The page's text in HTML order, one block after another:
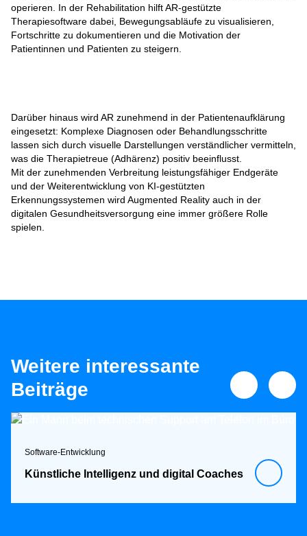
operieren. In der Rehabilitation hilft AR-gestützte
Therapiesoftware dabei, Bewegungsabläufe zu visualisieren,
Fortschritte zu dokumentieren und die Motivation der
Patientinnen und Patienten zu steigern.
Darüber hinaus wird AR zunehmend in der Patientenaufklärung
eingesetzt: Komplexe Diagnosen oder Behandlungsschritte
lassen sich durch visuelle Darstellungen verständlicher vermitteln,
was die Therapietreue (Adhärenz) positiv beeinflusst.
Mit der zunehmenden Verbreitung leistungsfähiger Endgeräte
und der Weiterentwicklung von KI-gestützten
Erkennungssystemen wird Augmented Reality auch in der
digitalen Gesundheitsversorgung eine immer größere Rolle
spielen.
Weitere interessante
Beiträge
Software-Entwicklung
Künstliche Intelligenz und digital Coaches